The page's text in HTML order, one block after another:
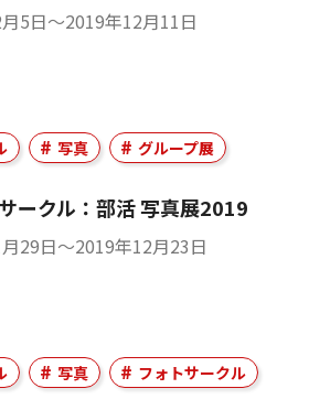
5日〜2019年12月11日
写真 グループ展
ークル：部活 写真展2019
29日〜2019年12月23日
写真 フォトサークル